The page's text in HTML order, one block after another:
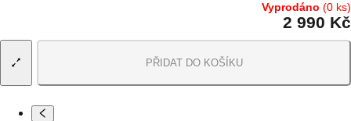
Vyprodáno (0 ks)
2 990 Kč
PŘIDAT DO KOŠÍKU